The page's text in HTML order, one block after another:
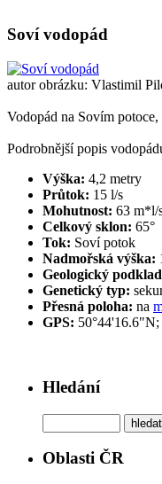
Soví vodopád
autor obrázku: Vlastimil
Vodopád na Sovím
Podrobnější popis
Výška: 4,2 metry
Průtok: 15 l/s
Mohutnost: 63 m*l/
Celkový sklon: 65°
Tok: Soví potok
Nadmořská výška:
Geologický
Genetický typ:
Přesná poloha: na
GPS:
Hledání
Oblasti ČR